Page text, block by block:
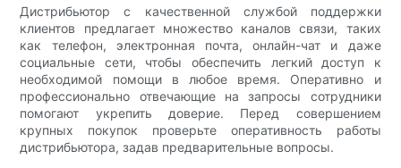
Дистрибьютор с качественной службой поддержки
клиентов предлагает множество каналов связи, таких
как телефон, электронная почта, онлайн-чат и даже
социальные сети, чтобы обеспечить легкий доступ к
необходимой помощи в любое время. Оперативно и
профессионально отвечающие на запросы сотрудники
помогают укрепить доверие. Перед совершением
крупных покупок проверьте оперативность работы
дистрибьютора, задав предварительные вопросы.